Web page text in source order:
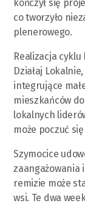
kończył się
co tworzyło
plenerowego.
Realizacja
Działaj
integrujące
mieszkańców
lokalnych
może poczuć
Szymocice
zaangażowania
remizie może
wsi. Te dwa